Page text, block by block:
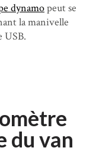
dynamopeut se
la manivelle
USB.
du van